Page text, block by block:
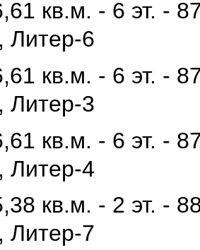
кв.м. - 6 эт. -
Литер-6
кв.м. - 6 эт. -
Литер-3
кв.м. - 6 эт. -
Литер-4
кв.м. - 2 эт. -
Литер-7